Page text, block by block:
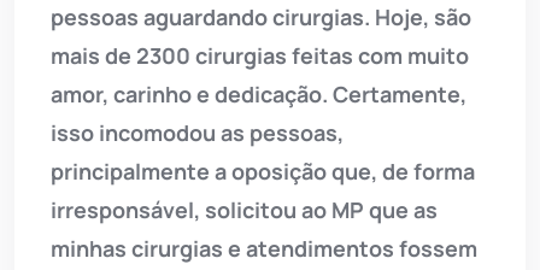
pessoas aguardando cirurgias. Hoje, são
mais de 2300 cirurgias feitas com muito
amor, carinho e dedicação. Certamente,
isso incomodou as pessoas,
principalmente a oposição que, de forma
irresponsável, solicitou ao MP que as
minhas cirurgias e atendimentos fossem